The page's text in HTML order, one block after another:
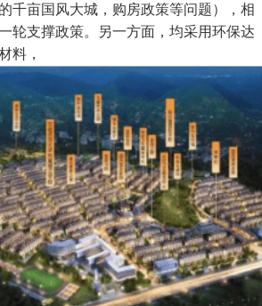
千亩国风大城，购房政策等问题），相
轮支撑政策。另一方面，均采用环保达
料，